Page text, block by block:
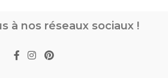
à nos réseaux sociaux !